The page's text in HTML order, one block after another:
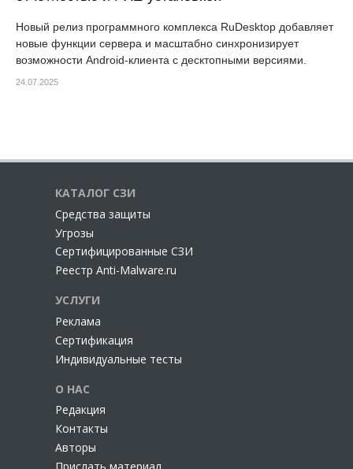
Новый релиз программного комплекса RuDesktop добавляет
новые функции сервера и масштабно синхронизирует
возможности Android-клиента с десктопными версиями.
24.07.2025
КАТАЛОГ СЗИ
Cредства защиты
Угрозы
Сертифицированные СЗИ
Реестр Anti-Malware.ru
УСЛУГИ
Реклама
Сертификация
Индивидуальные тесты
О НАС
Редакция
Контакты
Авторы